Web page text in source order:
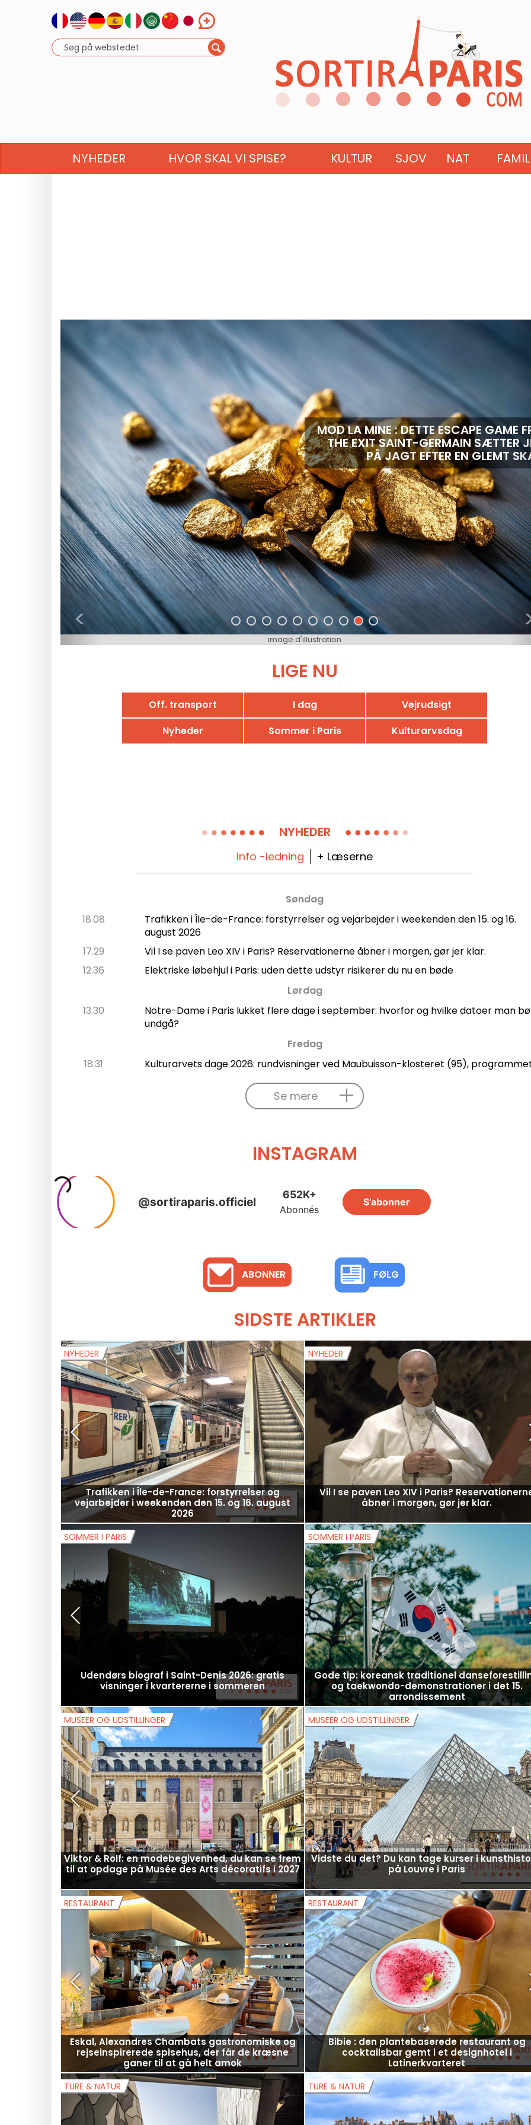
NYHEDER HVOR SKAL VI SPISE? KULTUR SJOV NAT
image d'illustration
MOD LA MINE : DETTE ESCAPE GAME
THE EXIT SAINT-GERMAIN SÆTTER
PÅ JAGT EFTER EN GLEMT
<
LIGE NU
Off. transport I dag
Vejrudsigt
Nyheder
Sommer i Paris Kulturarvsdag
NYHEDER
Info -ledning + Læserne
Søndag
18.08
Trafikken i Île-de-France: forstyrrelser og vejarbejder i weekenden den 15. og 16.
august 2026
17.29
Vil I se paven Leo XIV i Paris? Reservationerne åbner i morgen, gør jer klar.
12.36
Elektriske løbehjul i Paris: uden dette udstyr risikerer du nu en bøde
Lørdag
13.30
Notre-Dame i Paris lukket flere dage i september: hvorfor og hvilke datoer man
undgå?
Fredag
18.31
Kulturarvets dage 2026: rundvisninger ved Maubuisson-klosteret (95),
Se mere
INSTAGRAM
ABONNER FØLG
SIDSTE ARTIKLER
Trafikken i Île-de-France: forstyrrelser og
vejarbejder i weekenden den 15. og 16. august
2026
NYHEDER
Vil I se paven Leo XIV i Paris?
åbner i morgen, gør jer klar.
NYHEDER
Udendørs biograf i Saint-Denis 2026: gratis
visninger i kvartererne i sommeren
Gode tip: koreansk traditionel
og taekwondo-demonstrationer i det 15.
arrondissement
SOMMER I PARIS
Viktor & Rolf: en modebegivenhed, du kan se frem
til at opdage på Musée des Arts décoratifs i 2027
MUSEER OG UDSTILLINGER
Vidste du det? Du kan tage kurser i
på Louvre i Paris
MUSEER OG UDSTILLINGER
RESTAURANT RESTAURANT